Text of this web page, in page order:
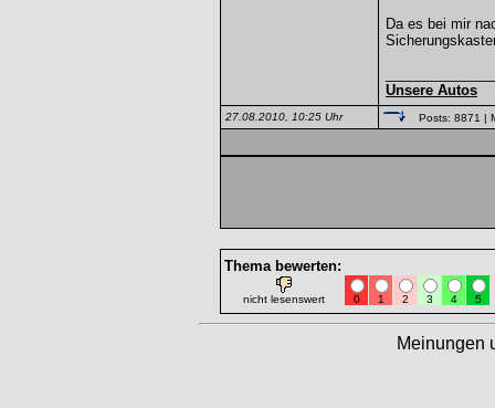
Da es bei mir
Unsere Autos
27.08.2010, 10:25 Uhr Posts: 8871 |
Thema bewerten:
nicht lesenswert 0 1 2 3 4 5
Meinungen